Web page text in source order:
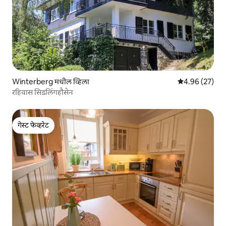
Winterberg मधील व्हिला 5 पैकी 4.96
4.96 (27)
रहिवास सिडलिंगहौसेन
गेस्ट फेव्हरेट
गेस्ट फेव्हरेट